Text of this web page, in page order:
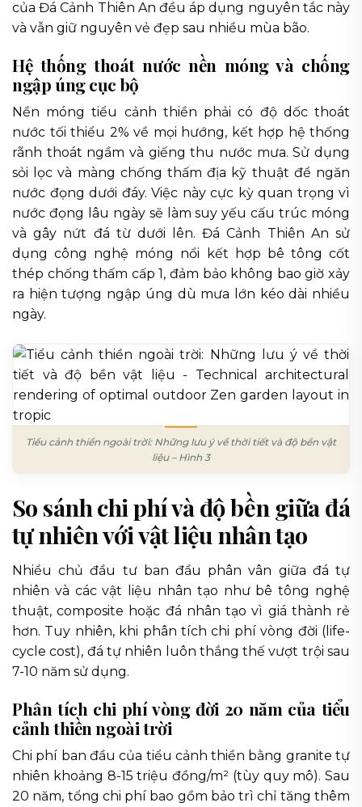
của Đá Cảnh Thiên An đều áp dụng nguyên tắc này
và vẫn giữ nguyên vẻ đẹp sau nhiều mùa bão.
Hệ thống thoát nước nền móng và chống
ngập úng cục bộ
Nền móng tiểu cảnh thiền phải có độ dốc thoát
nước tối thiểu 2% về mọi hướng, kết hợp hệ thống
rãnh thoát ngầm và giếng thu nước mưa. Sử dụng
sỏi lọc và màng chống thấm địa kỹ thuật để ngăn
nước đọng dưới đáy. Việc này cực kỳ quan trọng vì
nước đọng lâu ngày sẽ làm suy yếu cấu trúc móng
và gây nứt đá từ dưới lên. Đá Cảnh Thiên An sử
dụng công nghệ móng nổi kết hợp bê tông cốt
thép chống thấm cấp 1, đảm bảo không bao giờ xảy
ra hiện tượng ngập úng dù mưa lớn kéo dài nhiều
ngày.
Tiểu cảnh thiền ngoài trời: Những lưu ý về thời tiết và độ bền vật
liệu – Hình 3
So sánh chi phí và độ bền giữa đá
tự nhiên với vật liệu nhân tạo
Nhiều chủ đầu tư ban đầu phân vân giữa đá tự
nhiên và các vật liệu nhân tạo như bê tông nghệ
thuật, composite hoặc đá nhân tạo vì giá thành rẻ
hơn. Tuy nhiên, khi phân tích chi phí vòng đời (life-
cycle cost), đá tự nhiên luôn thắng thế vượt trội sau
7-10 năm sử dụng.
Phân tích chi phí vòng đời 20 năm của tiểu
cảnh thiền ngoài trời
Chi phí ban đầu của tiểu cảnh thiền bằng granite tự
nhiên khoảng 8-15 triệu đồng/m² (tùy quy mô). Sau
20 năm, tổng chi phí bao gồm bảo trì chỉ tăng thêm